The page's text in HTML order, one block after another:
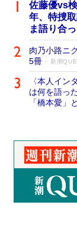
佐藤優vs
年、特捜
ま語り合
肉乃小路ニ
5冊
新潮QUE
〈本人イン
は何を語っ
「橋本愛」